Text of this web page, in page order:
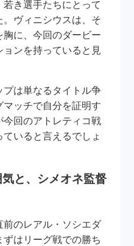
き選手たちにとって
。ヴィニシウスは、そ
に、今回のダービー
ンを持っていると見
は単なるタイトル争
ッチで自分を証明す
今回のアトレティコ戦
いると言えるでしょ
と、シメオネ監督
前のレアル・ソシエダ
はリーグ戦での勝ち